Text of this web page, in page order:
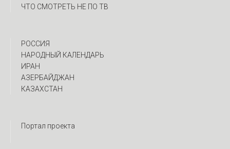
ЧТО СМОТРЕТЬ НЕ ПО ТВ
РОССИЯ
НАРОДНЫЙ КАЛЕНДАРЬ
ИРАН
АЗЕРБАЙДЖАН
КАЗАХСТАН
Портал проекта